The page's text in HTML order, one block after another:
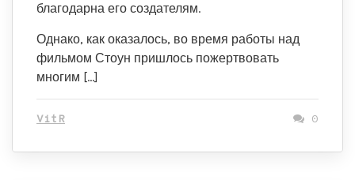
благодарна его создателям.
Однако, как оказалось, во время работы над
фильмом Стоун пришлось пожертвовать
многим […]
VitR 0